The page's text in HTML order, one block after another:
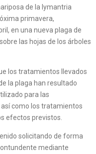
de la lymantria
primavera,
en una nueva plaga de
las hojas de los árboles
los tratamientos llevados
la plaga han resultado
para las
como los tratamientos
efectos previstos.
solicitando de forma
mediante